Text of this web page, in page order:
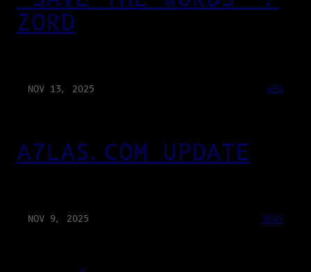
ZORD
NOV 13, 2025 WEB
A7LAS.COM UPDATE
NOV 9, 2025 NEWS